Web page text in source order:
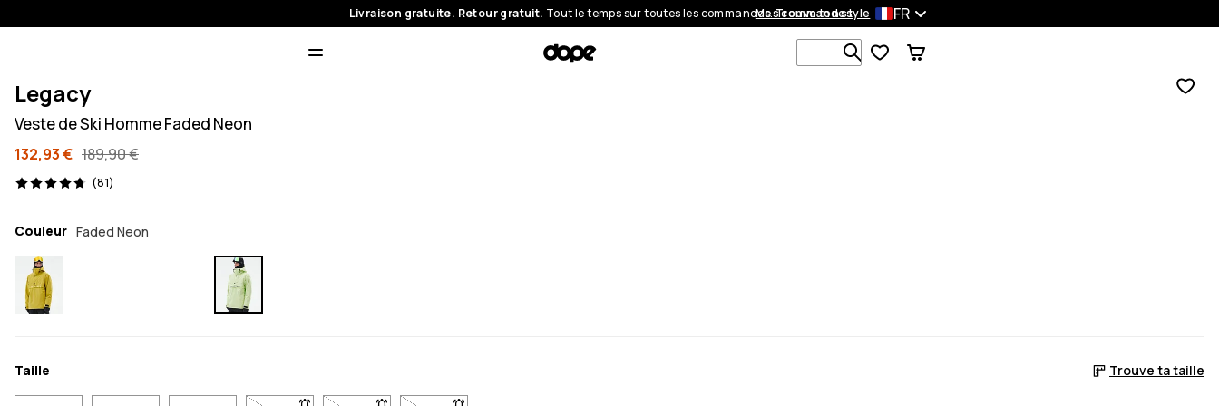
Livraison gratuite. Retour gratuit. Tout le temps sur toutes les commandes.Trouve ton style
Mes commandes FR
Recherche parmi 1 000+ produits
Legacy
Veste de Ski Homme Faded Neon
132,93 € 189,90 €
(81)
81 avis, 4.7/5
Couleur Faded Neon
Taille Trouve ta taille